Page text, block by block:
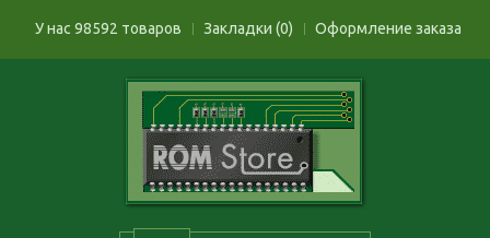
У нас 98592 товаров Закладки (0) Оформление заказа